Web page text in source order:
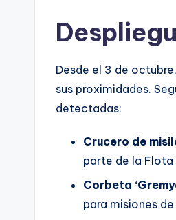
Desde el 3 de
sus proximidades.
detectadas:
Crucero de
parte de la Flota
Corbeta
para misiones